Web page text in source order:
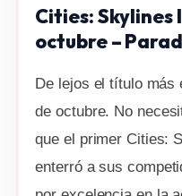
Cities: Skylines
octubre –
De lejos el título más
de octubre. No
que el primer Cities:
enterró a sus